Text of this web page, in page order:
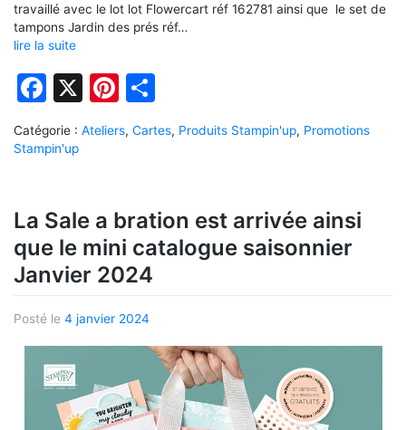
travaillé avec le lot lot Flowercart réf 162781 ainsi que le set de
tampons Jardin des prés réf…
lire la suite
Facebook
X Pinterest
Catégorie : Ateliers, Cartes, Produits Stampin'up, Promotions
Stampin'up
La Sale a bration est arrivée ainsi
que le mini catalogue saisonnier
Janvier 2024
Posté le 4 janvier 2024